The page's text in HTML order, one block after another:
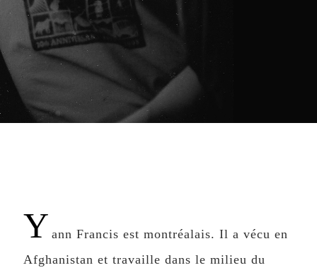
Y ann Francis est montréalais. Il a vécu en
Afghanistan et travaille dans le milieu du